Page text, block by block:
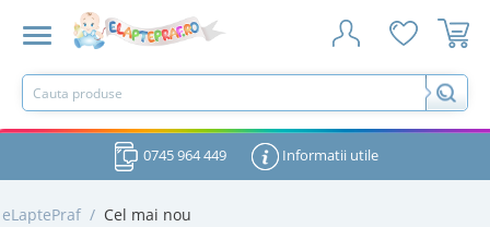
0745 964 449 Informatii utile
eLaptePraf / Cel mai nou